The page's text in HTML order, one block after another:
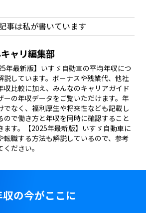
事は私が書いています
ャリ編集部
年最新版】いすゞ自動車の平均年収につ
説しています。ボーナスや残業代、他社
収比較に加え、みんなのキャリアガイド
ーの年収データをご覧いただけます。年
でなく、福利厚生や将来性なども記載し
ので働き方と年収を同時に確認すること
ます。【2025年最新版】いすゞ自動車に
転職する方法も解説しているので、参考
ください。
収の今がここに